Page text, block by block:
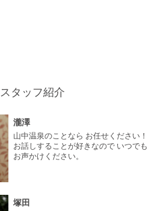
スタッフ紹介
瀧澤
山中温泉のことなら お任せください！
お話しすることが好きなので いつでも
お声かけください。
塚田